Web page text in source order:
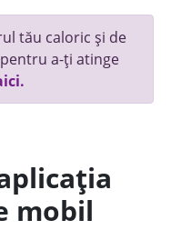
tău caloric și de
a-ți atinge
mobil